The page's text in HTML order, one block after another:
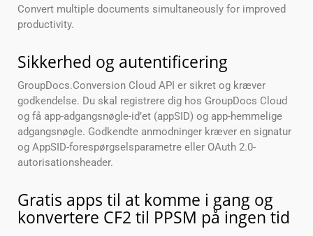
Convert multiple documents simultaneously for improved
productivity.
Sikkerhed og autentificering
GroupDocs.Conversion Cloud API er sikret og kræver
godkendelse. Du skal registrere dig hos GroupDocs Cloud
og få app-adgangsnøgle-id’et (appSID) og app-hemmelige
adgangsnøgle. Godkendte anmodninger kræver en signatur
og AppSID-forespørgselsparametre eller OAuth 2.0-
autorisationsheader.
Gratis apps til at komme i gang og
konvertere CF2 til PPSM på ingen tid